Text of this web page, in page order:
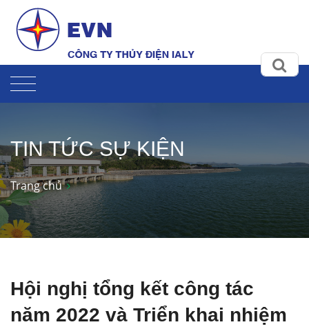
TIN TỨC SỰ KIỆN
Trang chủ
Hội nghị tổng kết công tác
năm 2022 và Triển khai nhiệm